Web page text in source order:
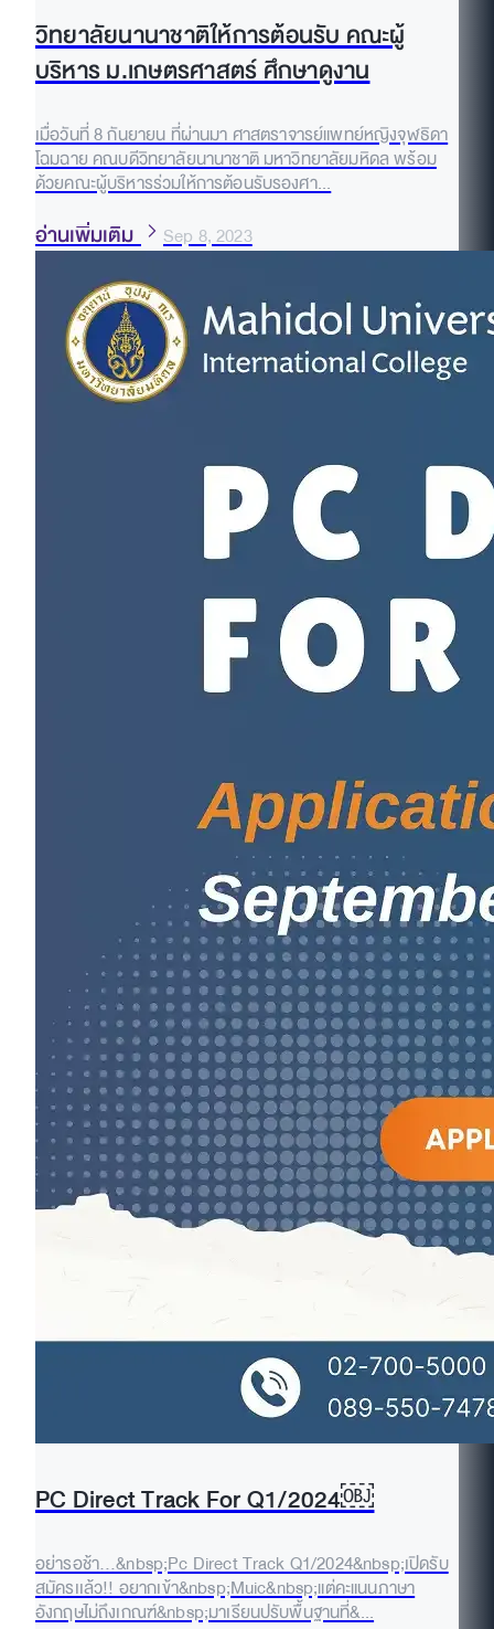
วิทยาลัยนานาชาติให้การต้อนรับ คณะผู้
บริหาร ม.เกษตรศาสตร์ ศึกษาดูงาน
เมื่อวันที่ 8 กันยายน ที่ผ่านมา ศาสตราจารย์แพทย์หญิงจุฬธิดา
โฉมฉาย คณบดีวิทยาลัยนานาชาติ มหาวิทยาลัยมหิดล พร้อม
ด้วยคณะผู้บริหารร่วมให้การต้อนรับรองศา...
อ่านเพิ่มเติม Sep 8, 2023
PC Direct Track For Q1/2024￼
อย่ารอช้า…&nbsp;Pc Direct Track Q1/2024&nbsp;เปิดรับ
สมัครเเล้ว!! อยากเข้า&nbsp;Muic&nbsp;แต่คะแนนภาษา
อังกฤษไม่ถึงเกณฑ์&nbsp;มาเรียนปรับพื้นฐานที่&...